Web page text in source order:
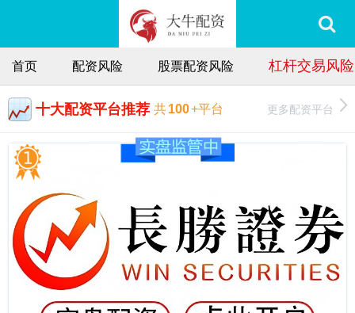
首页 配资风险 股票配资风险 杠杆交易风险
十大配资平台推荐 共100+平台 更多配资平台